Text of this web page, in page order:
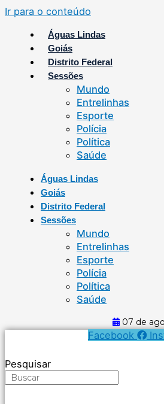
Ir para o conteúdo
Águas Lindas
Goiás
Distrito Federal
Sessões
Mundo
Entrelinhas
Esporte
Polícia
Política
Saúde
Águas Lindas
Goiás
Distrito Federal
Sessões
Mundo
Entrelinhas
Esporte
Polícia
Política
Saúde
07 de
Facebook
Pesquisar